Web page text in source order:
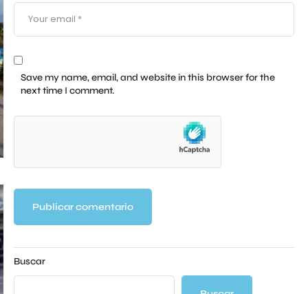
Save my name, email, and website in this browser for the
next time I comment.
Buscar